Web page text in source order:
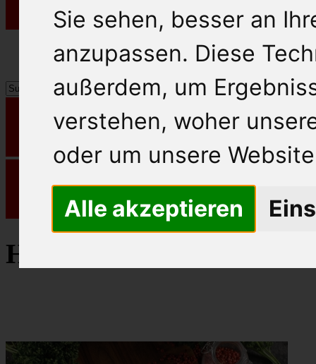
Sie sehen, besser an
anzupassen. Diese
außerdem, um
verstehen, woher
oder um unsere
Alle akzeptieren
Hühnerbrust im Ganzen